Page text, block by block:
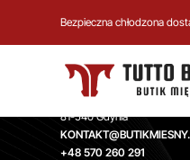
Bezpieczna chłodzona
TUTTO BENE
Aleja Zwycięstwa 244,
81-540 Gdynia
+48 570 260 291